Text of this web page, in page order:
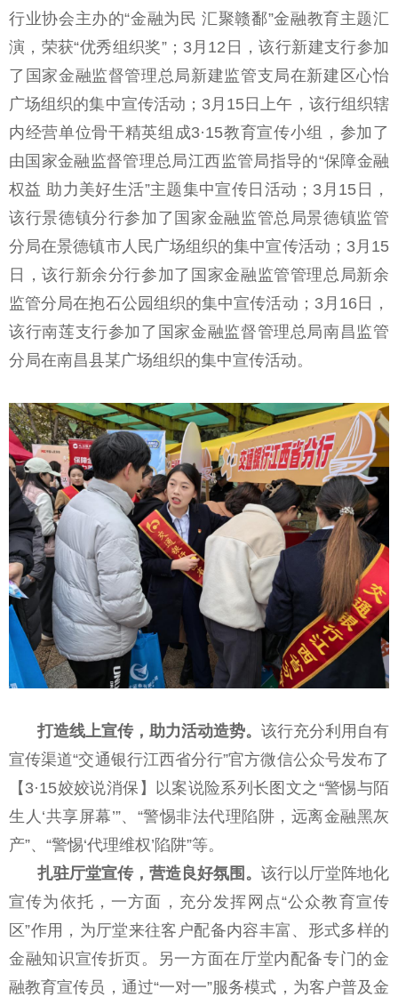
行业协会主办的“金融为民 汇聚赣鄱”金融教育主题汇
演，荣获“优秀组织奖”；3月12日，该行新建支行参加
了国家金融监督管理总局新建监管支局在新建区心怡
广场组织的集中宣传活动；3月15日上午，该行组织辖
内经营单位骨干精英组成3·15教育宣传小组，参加了
由国家金融监督管理总局江西监管局指导的“保障金融
权益 助力美好生活”主题集中宣传日活动；3月15日，
该行景德镇分行参加了国家金融监管总局景德镇监管
分局在景德镇市人民广场组织的集中宣传活动；3月15
日，该行新余分行参加了国家金融监管管理总局新余
监管分局在抱石公园组织的集中宣传活动；3月16日，
该行南莲支行参加了国家金融监督管理总局南昌监管
分局在南昌县某广场组织的集中宣传活动。
打造线上宣传，助力活动造势。 该行充分利用自有
宣传渠道“交通银行江西省分行”官方微信公众号发布了
【3·15姣姣说消保】以案说险系列长图文之“警惕与陌
生人‘共享屏幕’”、“警惕非法代理陷阱，远离金融黑灰
产”、“警惕‘代理维权’陷阱”等。
扎驻厅堂宣传，营造良好氛围。 该行以厅堂阵地化
宣传为依托，一方面，充分发挥网点“公众教育宣传
区”作用，为厅堂来往客户配备内容丰富、形式多样的
金融知识宣传折页。另一方面在厅堂内配备专门的金
融教育宣传员，通过“一对一”服务模式，为客户普及金